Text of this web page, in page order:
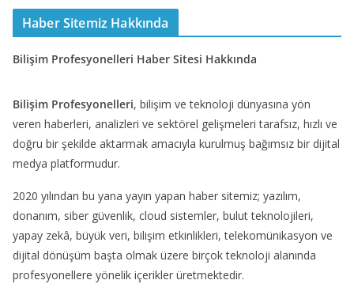
Haber Sitemiz Hakkında
Bilişim Profesyonelleri Haber Sitesi Hakkında
Bilişim Profesyonelleri, bilişim ve teknoloji dünyasına yön
veren haberleri, analizleri ve sektörel gelişmeleri tarafsız, hızlı ve
doğru bir şekilde aktarmak amacıyla kurulmuş bağımsız bir dijital
medya platformudur.
2020 yılından bu yana yayın yapan haber sitemiz; yazılım,
donanım, siber güvenlik, cloud sistemler, bulut teknolojileri,
yapay zekâ, büyük veri, bilişim etkinlikleri, telekomünikasyon ve
dijital dönüşüm başta olmak üzere birçok teknoloji alanında
profesyonellere yönelik içerikler üretmektedir.